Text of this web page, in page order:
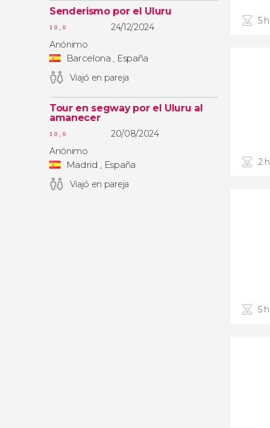
Senderismo por el Uluru
10,0
24/12/2024
Anónimo
Barcelona , España
Viajó en pareja
Tour en segway por el Uluru al
amanecer
10,0
20/08/2024
Anónimo
Madrid , España
Viajó en pareja
5
2
5